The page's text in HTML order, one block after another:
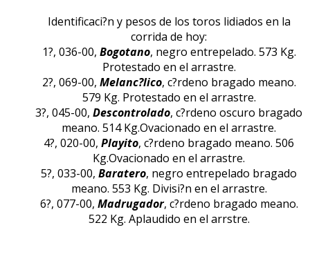
Identificaci?n y pesos de los toros lidiados en la
corrida de hoy:
1?, 036-00, Bogotano, negro entrepelado. 573 Kg.
Protestado en el arrastre.
2?, 069-00, Melanc?lico, c?rdeno bragado meano.
579 Kg. Protestado en el arrastre.
3?, 045-00, Descontrolado, c?rdeno oscuro bragado
meano. 514 Kg.Ovacionado en el arrastre.
4?, 020-00, Playito, c?rdeno bragado meano. 506
Kg.Ovacionado en el arrastre.
5?, 033-00, Baratero, negro entrepelado bragado
meano. 553 Kg. Divisi?n en el arrastre.
6?, 077-00, Madrugador, c?rdeno bragado meano.
522 Kg. Aplaudido en el arrstre.